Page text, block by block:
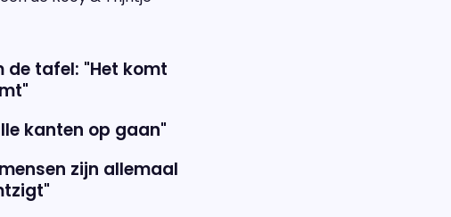
de tafel: "Het komt
kanten op gaan"
zijn allemaal